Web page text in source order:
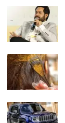
घुमक्कड़
धर्म-अध्यात्म
सेहत
ऑटोमोबाइल
शिक्षा पेशा